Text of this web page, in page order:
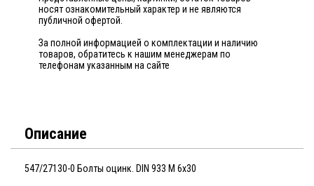
носят ознакомительный характер и не являются
публичной офертой.
За полной информацией о комплектации и наличию
товаров, обратитесь к нашим менеджерам по
телефонам указанным на сайте
Описание
547/27130-0 Болты оцинк. DIN 933 М 6х30